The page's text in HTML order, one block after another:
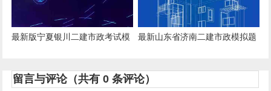
最新版宁夏银川二建市政考试模
最新山东省济南二建市政模拟题
留言与评论（共有0 条评论）